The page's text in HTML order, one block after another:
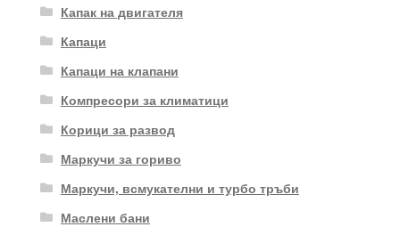
Капак на двигателя
Капаци
Капаци на клапани
Компресори за климатици
Корици за развод
Маркучи за гориво
Маркучи, всмукателни и турбо тръби
Маслени бани